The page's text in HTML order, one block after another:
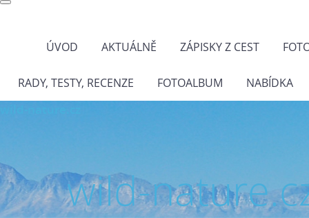
ÚVOD AKTUÁLNĚ ZÁPISKY Z CEST
RADY, TESTY, RECENZE FOTOALBUM NABÍDKA
wild-